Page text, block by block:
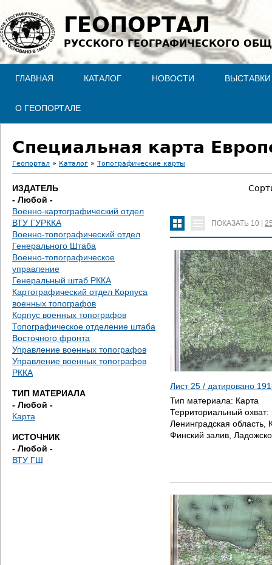
Jump to navigation
ГЕОПОРТАЛ
РУССКОГО ГЕОГРАФИЧЕСКОГО
ГЛАВНАЯ КАТАЛОГ НОВОСТИ ВЫСТАВКИ
О ГЕОПОРТАЛЕ
Специальная карта
В
ы
з
д
е
с
ь
Геопортал » Каталог » Топографические карты
ИЗДАТЕЛЬ
- Любой -
Военно-картографический отдел
ВТУ ГУРККА
Военно-топографический отдел
Генерального Штаба
Военно-топографическое
управление
Генеральный штаб РККА
Картографический отдел Корпуса
военных топографов
Корпус военных топографов
Топографическое отделение штаба
Восточного фронта
Управление военных топографов
Управление военных топографов
РККА
ТИП МАТЕРИАЛА
- Любой -
Карта
ИСТОЧНИК
- Любой -
ВТУ ГШ
ПОКАЗАТЬ 10
Лист 25 / датировано
Тип материала: Карта
Территориальный охват:
Ленинградская область,
Финский залив,